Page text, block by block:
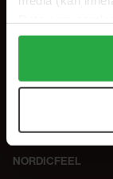
Genom att
alla cookies,
användningen
samt vår
NORDICFEEL